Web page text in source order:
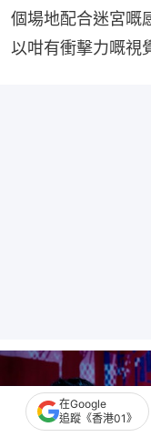
個場地配合迷宮嘅
以咁有衝擊力嘅視
在Google
追蹤《香港01》